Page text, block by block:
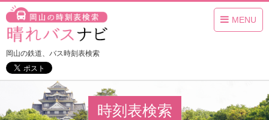
MENU
岡山の鉄道、バス時刻表検索
時刻表検索